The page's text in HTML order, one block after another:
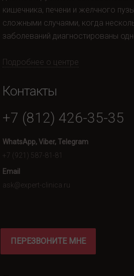
кишечника, печени и желчного
сложными случаями, когда
заболеваний диагностированы
Подробнее о центре
Контакты
+7 (812) 426-35-35
WhatsApp, Viber, Telegram
+7 (921) 587-81-81
Email
ask@expert-clinica.ru
ПЕРЕЗВОНИТЕ МНЕ